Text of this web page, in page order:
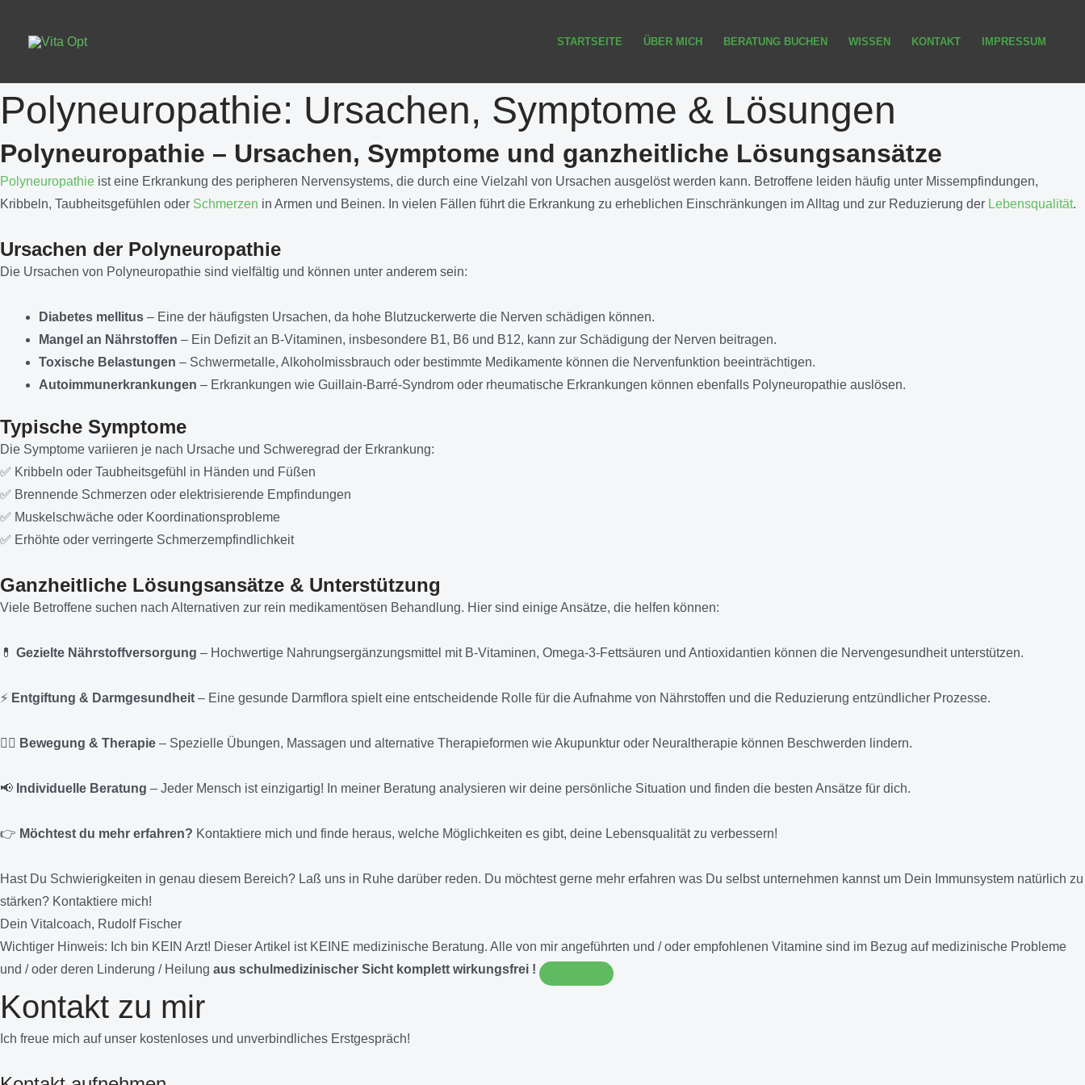
Inhalt
STARTSEITE ÜBER MICH BERATUNG BUCHEN WISSEN KONTAKT IMPRESSUM
Polyneuropathie: Ursachen, Symptome & Lösungen
Polyneuropathie – Ursachen, Symptome und ganzheitliche Lösungsansätze
Polyneuropathie ist eine Erkrankung des peripheren Nervensystems, die durch eine Vielzahl von Ursachen ausgelöst werden kann. Betroffene leiden häufig unter Missempfindungen,
Kribbeln, Taubheitsgefühlen oder Schmerzen in Armen und Beinen. In vielen Fällen führt die Erkrankung zu erheblichen Einschränkungen im Alltag und zur Reduzierung der Lebensqualität.
Ursachen der Polyneuropathie
Die Ursachen von Polyneuropathie sind vielfältig und können unter anderem sein:
Diabetes mellitus – Eine der häufigsten Ursachen, da hohe Blutzuckerwerte die Nerven schädigen können.
Mangel an Nährstoffen – Ein Defizit an B-Vitaminen, insbesondere B1, B6 und B12, kann zur Schädigung der Nerven beitragen.
Toxische Belastungen – Schwermetalle, Alkoholmissbrauch oder bestimmte Medikamente können die Nervenfunktion beeinträchtigen.
Autoimmunerkrankungen – Erkrankungen wie Guillain-Barré-Syndrom oder rheumatische Erkrankungen können ebenfalls Polyneuropathie auslösen.
Typische Symptome
Die Symptome variieren je nach Ursache und Schweregrad der Erkrankung:
✅ Kribbeln oder Taubheitsgefühl in Händen und Füßen
✅ Brennende Schmerzen oder elektrisierende Empfindungen
✅ Muskelschwäche oder Koordinationsprobleme
✅ Erhöhte oder verringerte Schmerzempfindlichkeit
Ganzheitliche Lösungsansätze & Unterstützung
Viele Betroffene suchen nach Alternativen zur rein medikamentösen Behandlung. Hier sind einige Ansätze, die helfen können:
💊 Gezielte Nährstoffversorgung – Hochwertige Nahrungsergänzungsmittel mit B-Vitaminen, Omega-3-Fettsäuren und Antioxidantien können die Nervengesundheit unterstützen.
⚡ Entgiftung & Darmgesundheit – Eine gesunde Darmflora spielt eine entscheidende Rolle für die Aufnahme von Nährstoffen und die Reduzierung entzündlicher Prozesse.
🧘‍♂️ Bewegung & Therapie – Spezielle Übungen, Massagen und alternative Therapieformen wie Akupunktur oder Neuraltherapie können Beschwerden lindern.
📢 Individuelle Beratung – Jeder Mensch ist einzigartig! In meiner Beratung analysieren wir deine persönliche Situation und finden die besten Ansätze für dich.
👉 Möchtest du mehr erfahren? Kontaktiere mich und finde heraus, welche Möglichkeiten es gibt, deine Lebensqualität zu verbessern!
Hast Du Schwierigkeiten in genau diesem Bereich? Laß uns in Ruhe darüber reden. Du möchtest gerne mehr erfahren was Du selbst unternehmen kannst um Dein Immunsystem natürlich zu
stärken? Kontaktiere mich!
Dein Vitalcoach, Rudolf Fischer
Wichtiger Hinweis: Ich bin KEIN Arzt! Dieser Artikel ist KEINE medizinische Beratung. Alle von mir angeführten und / oder empfohlenen Vitamine sind im Bezug auf medizinische Probleme
und / oder deren Linderung / Heilung aus schulmedizinischer Sicht komplett wirkungsfrei !
Kontakt zu mir
Ich freue mich auf unser kostenloses und unverbindliches Erstgespräch!